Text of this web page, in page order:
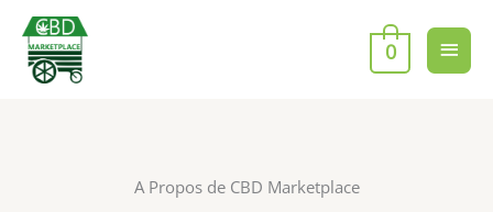
Aller
contenu
0
A Propos de CBD Marketplace